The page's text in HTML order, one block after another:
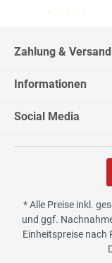
Zahlung & Versand
Informationen
Social Media
* Alle Preise inkl.
und ggf.
Einheitspreise nach